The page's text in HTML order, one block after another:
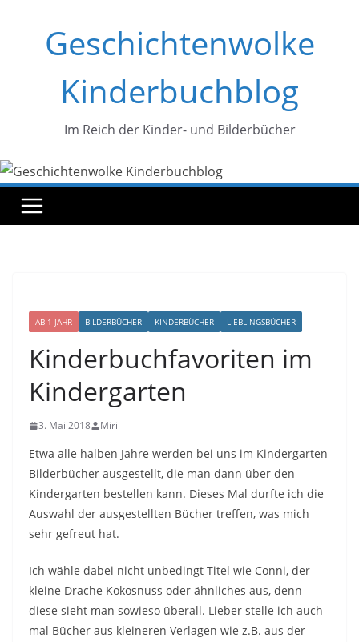
springenGeschichtenwolke
Kinderbuchblog
Im Reich der Kinder- und Bilderbücher
AB 1 JAHR BILDERBÜCHER KINDERBÜCHER LIEBLINGSBÜCHER
Kinderbuchfavoriten im
Kindergarten
3. Mai 2018 Miri
Etwa alle halben Jahre werden bei uns im Kindergarten
Bilderbücher ausgestellt, die man dann über den
Kindergarten bestellen kann. Dieses Mal durfte ich die
Auswahl der ausgestellten Bücher treffen, was mich
sehr gefreut hat.
Ich wähle dabei nicht unbedingt Titel wie Conni, der
kleine Drache Kokosnuss oder ähnliches aus, denn
diese sieht man sowieso überall. Lieber stelle ich auch
mal Bücher aus kleineren Verlagen wie z.B. aus der